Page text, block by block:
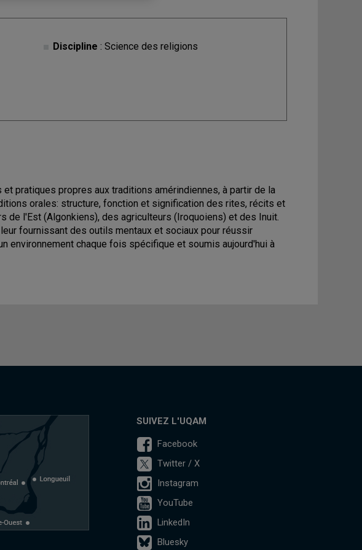
Discipline : Science des religions
pratiques propres aux traditions amérindiennes, à partir de la
orales: structure, fonction et signification des rites, récits et
l'Est (Algonkiens), des agriculteurs (Iroquoiens) et des Inuit.
fournissant des outils mentaux et sociaux pour réussir
environnement chaque fois spécifique et soumis aujourd'hui à
SUIVEZ L'UQAM
Facebook
Twitter / X
Instagram
YouTube
LinkedIn
Bluesky